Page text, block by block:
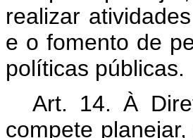
realizar
e o fomento de
políticas públicas.
Art. 14. À
compete